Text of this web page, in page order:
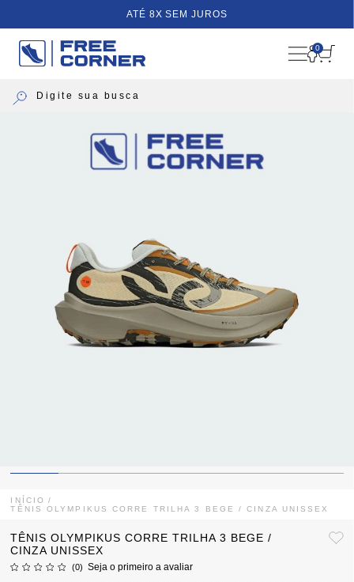
ATÉ 8X SEM JUROS
0
INÍCIO
TÊNIS OLYMPIKUS CORRE TRILHA 3 BEGE / CINZA UNISSEX
TÊNIS OLYMPIKUS CORRE TRILHA 3 BEGE /
CINZA UNISSEX
(0)
Seja o primeiro a avaliar